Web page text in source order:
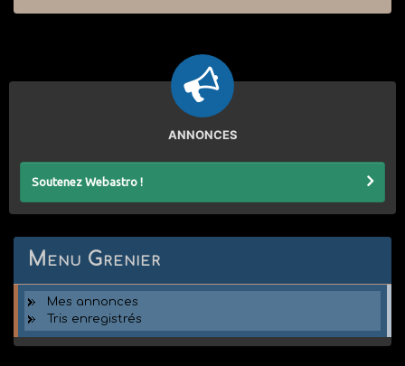
ANNONCES
Soutenez Webastro !
Menu Grenier
Mes annonces
Tris enregistrés